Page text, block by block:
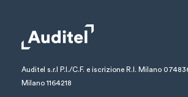
Auditel s.r.l P.I./C.F. e iscrizione R.I. Milano
Milano 1164218